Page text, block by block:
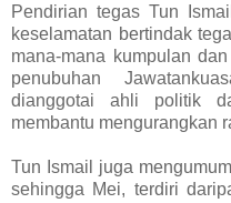
Pendirian tegas Tun
keselamatan bertindak
mana-mana kumpulan
penubuhan
dianggotai ahli politik
membantu mengurangkan
Tun Ismail juga
sehingga Mei, terdiri